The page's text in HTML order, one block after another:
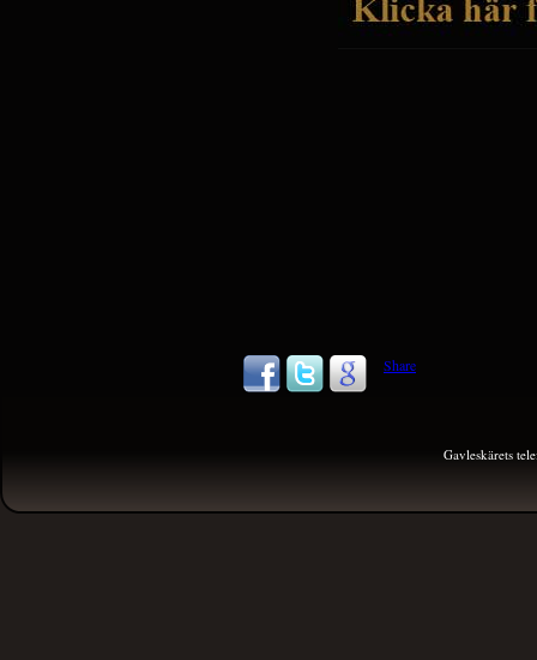
Share
Gavleskärets